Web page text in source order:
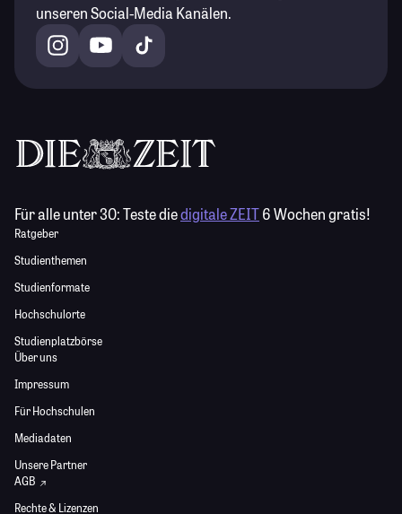
unseren Social-Media Kanälen.
Für alle unter 30:Teste diedigitale ZEIT6 Wochen gratis!
Ratgeber
Studienthemen
Studienformate
Hochschulorte
Studienplatzbörse
Über uns
Impressum
Für Hochschulen
Mediadaten
Unsere Partner
AGB
Rechte & Lizenzen